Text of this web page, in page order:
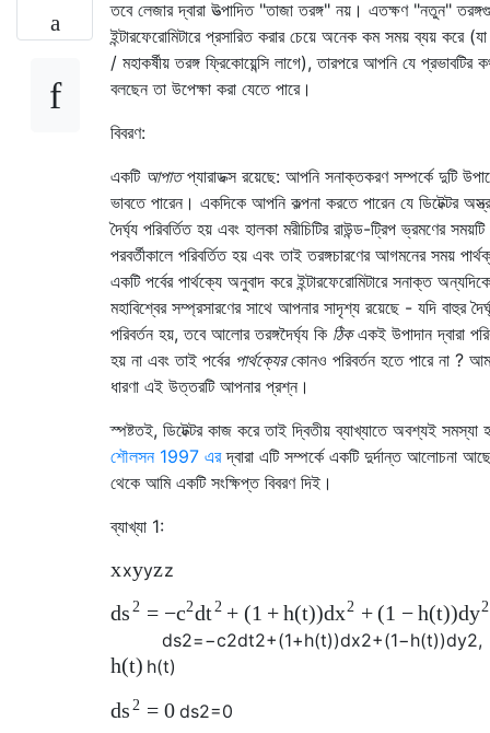
তবে লেজার দ্বারা উত্পাদিত "তাজা তরঙ্গ" নয়। এতক্ষণ "নতুন"
ইন্টারফেরোমিটারে প্রসারিত করার চেয়ে অনেক কম সময় ব্যয় করে
/ মহাকর্ষীয় তরঙ্গ ফ্রিকোয়েন্সি লাগে), তারপরে আপনি যে প্রভাবটির
বলছেন তা উপেক্ষা করা যেতে পারে।
বিবরণ:
একটি আপাতপ্যারাডক্স রয়েছে: আপনি সনাক্তকরণ সম্পর্কে দুটি
ভাবতে পারেন। একদিকে আপনি কল্পনা করতে পারেন যে ডিটেক্টর
দৈর্ঘ্য পরিবর্তিত হয় এবং হালকা মরীচিটির রাউন্ড-ট্রিপ ভ্রমণের সময়টি
পরবর্তীকালে পরিবর্তিত হয় এবং তাই তরঙ্গচারণের আগমনের সময়
একটি পর্বের পার্থক্যে অনুবাদ করে ইন্টারফেরোমিটারে সনাক্ত অন্যদিকে
মহাবিশ্বের সম্প্রসারণের সাথে আপনার সাদৃশ্য রয়েছে - যদি বাহুর
পরিবর্তন হয়, তবে আলোর তরঙ্গদৈর্ঘ্য কি ঠিকএকই উপাদান দ্বারা
হয় না এবং তাই পর্বের পার্থক্যেরকোনও পরিবর্তন হতে পারে না ?
ধারণা এই উত্তরটি আপনার প্রশ্ন।
স্পষ্টতই, ডিটেক্টর কাজ করে তাই দ্বিতীয় ব্যাখ্যাতে অবশ্যই সমস্যা
শৌলসন 1997 এরদ্বারা এটি সম্পর্কে একটি দুর্দান্ত আলোচনা
থেকে আমি একটি সংক্ষিপ্ত বিবরণ দিই।
ব্যাখ্যা 1:
xxyyzz
ds 2 = −c2dt 2 + (1 + h(t))dx2 + (1 − h(t))dy2
ds2=−c2dt2+(1+h(t))dx2+(1−h(t))dy2,
h(t) h(t)
ds 2 = 0 ds2=0